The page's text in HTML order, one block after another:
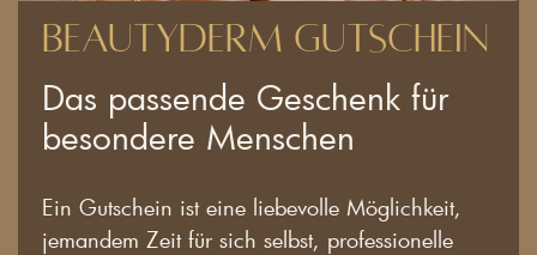
BeautyDerm Gutschein
Das passende Geschenk für
besondere Menschen
Ein Gutschein ist eine liebevolle Möglichkeit,
jemandem Zeit für sich selbst, professionelle